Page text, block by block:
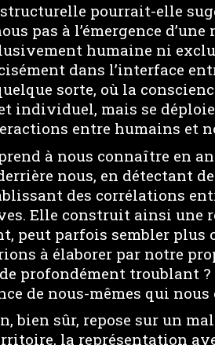
pourrait-elle
pas à l’émergence
humaine ni
dans l’interface
sorte, où la
individuel, mais se
entre humains et
à nous connaître en
nous, en détectant
des corrélations
Elle construit ainsi une
peut parfois sembler plus
à élaborer par notre
profondément troublant
de nous-mêmes qui
bien sûr, repose sur un
la représentation